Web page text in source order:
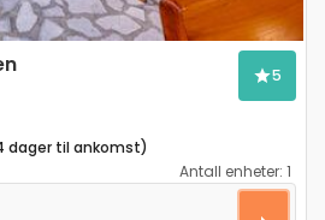
5
dager til ankomst)
Antall enheter: 1
AS-21501-a